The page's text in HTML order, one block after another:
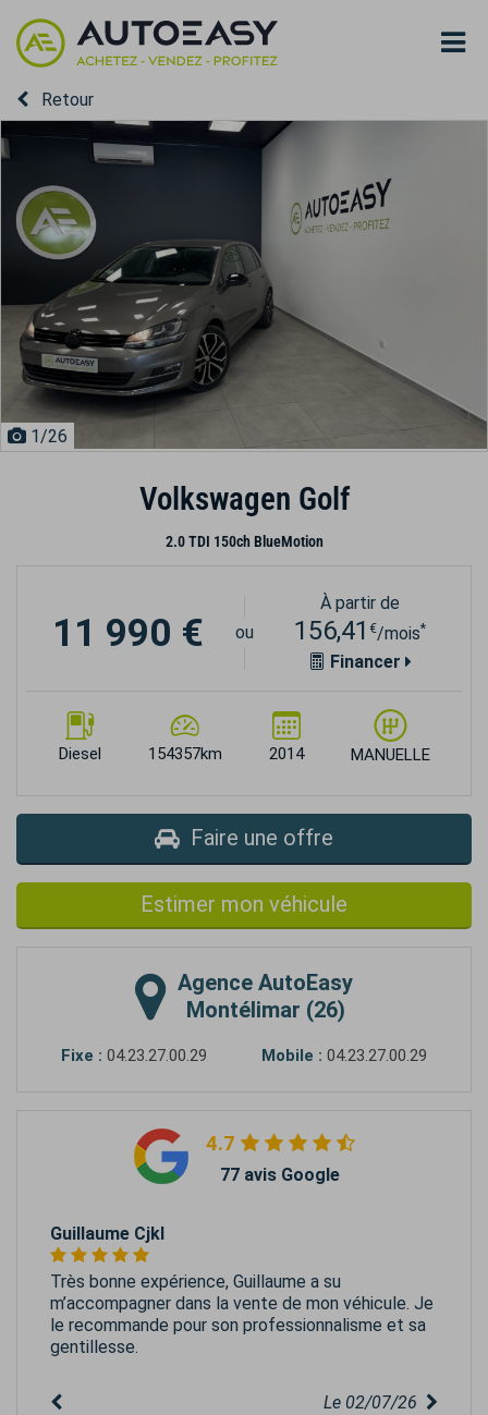
Retour
1/26
Volkswagen Golf
2.0 TDI 150ch BlueMotion
Diesel 154357km 2014 MANUELLE
11 990 € ou
À partir de
156,41 €/mois*
Financer
Faire une offre
Estimer mon véhicule
Agence AutoEasy
Montélimar (26)
Fixe : 04.23.27.00.29 Mobile : 04.23.27.00.29
4.7
77 avis Google
Guillaume Cjkl
Très bonne expérience, Guillaume a su
m’accompagner dans la vente de mon véhicule. Je
le recommande pour son professionnalisme et sa
gentillesse.
Le 02/07/26